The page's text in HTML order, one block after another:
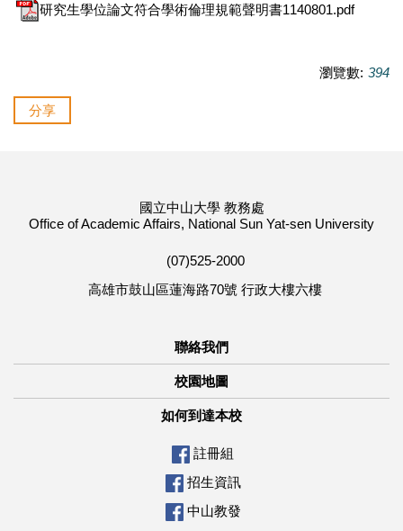
研究生學位論文符合學術倫理規範聲明書1140801.pdf
瀏覽數: 394
分享
國立中山大學 教務處
Office of Academic Affairs, National Sun Yat-sen University
(07)525-2000
高雄市鼓山區蓮海路70號 行政大樓六樓
聯絡我們
校園地圖
如何到達本校
註冊組
招生資訊
中山教發